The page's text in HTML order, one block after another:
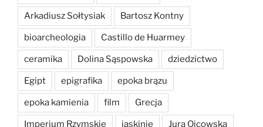
Arkadiusz Sołtysiak Bartosz Kontny
bioarcheologia Castillo de Huarmey
ceramika Dolina Sąspowska dziedzictwo
Egipt epigrafika epoka brązu
epoka kamienia film Grecja
Imperium Rzymskie jaskinie Jura Ojcowska